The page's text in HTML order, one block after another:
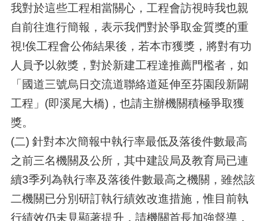
我對於這些工程相當關心，工程會訪視時我也親
自前往進行簡報，表示我們對於爭取金質獎的重
視!俟工程會公佈結果後，若本市獲獎，將對有功
人員予以敘獎，對於新建工程達推薦門檻者，如
「國道三號烏日交流道聯絡道延伸至芬園段新闢
工程」(即溪尾大橋)，也請主辦機關積極爭取獲
獎。
(二) 針對本次簡報中執行率最低及落後件數最高
之前三名機關及公所，其中建設局及教育局已連
續3季列為執行率及落後件數最高之機關，雖然該
二機關已分別研訂執行績效改進措施，惟目前執
行績效仍未見顯著提升，請機關首長加強督導，